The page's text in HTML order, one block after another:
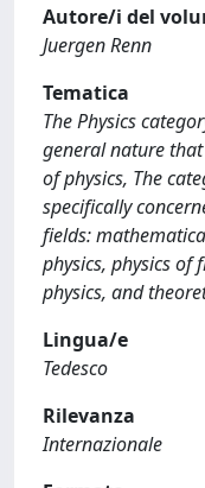
Autore/i del
Juergen Renn
Tematica
The Physics
general nature
of physics, The
specifically
fields:
physics, physics of
physics, and
Lingua/e
Tedesco
Rilevanza
Internazionale